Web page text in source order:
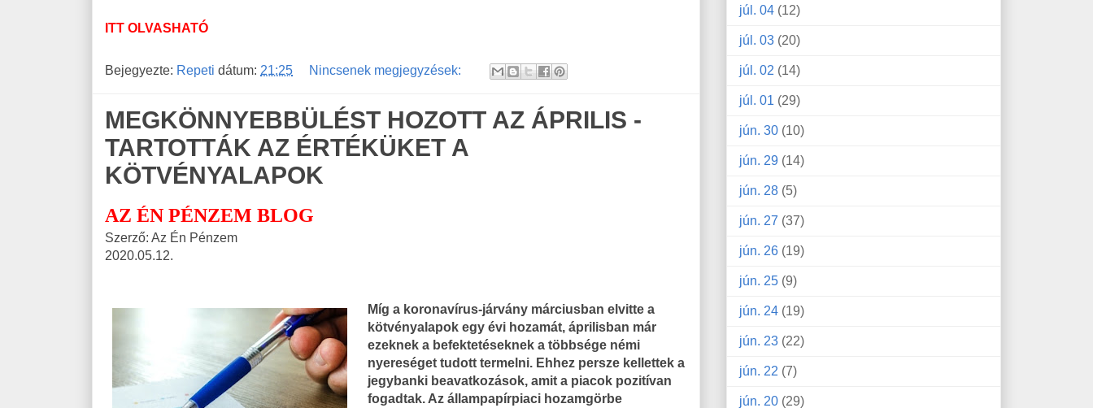
ITT OLVASHATÓ
Bejegyezte: Repeti dátum: 21:25 Nincsenek megjegyzések:
MEGKÖNNYEBBÜLÉST HOZOTT AZ ÁPRILIS -
TARTOTTÁK AZ ÉRTÉKÜKET A
KÖTVÉNYALAPOK
AZ ÉN PÉNZEM BLOG
Szerző: Az Én Pénzem
2020.05.12.
Míg a koronavírus-járvány márciusban elvitte a
kötvényalapok egy évi hozamát, áprilisban már
ezeknek a befektetéseknek a többsége némi
nyereséget tudott termelni. Ehhez persze kellettek a
jegybanki beavatkozások, amit a piacok pozitívan
fogadtak. Az állampapírpiaci hozamgörbe
júl. 04 (12)
júl. 03 (20)
júl. 02 (14)
júl. 01 (29)
jún. 30 (10)
jún. 29 (14)
jún. 28 (5)
jún. 27 (37)
jún. 26 (19)
jún. 25 (9)
jún. 24 (19)
jún. 23 (22)
jún. 22 (7)
jún. 20 (29)